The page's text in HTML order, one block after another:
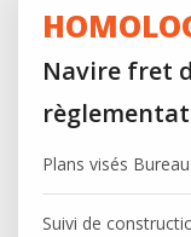
Navire fret
Plans visés
Suivi de